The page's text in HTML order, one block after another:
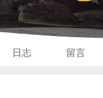
4590
人气
180
积分
日志 留言